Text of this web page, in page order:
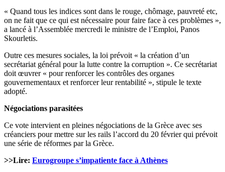
« Quand tous les indices sont dans le rouge, chômage, pauvreté etc,
on ne fait que ce qui est nécessaire pour faire face à ces problèmes »,
a lancé à l’Assemblée mercredi le ministre de l’Emploi, Panos
Skourletis.
Outre ces mesures sociales, la loi prévoit « la création d’un
secrétariat général pour la lutte contre la corruption ». Ce secrétariat
doit œuvrer « pour renforcer les contrôles des organes
gouvernementaux et renforcer leur rentabilité », stipule le texte
adopté.
Négociations parasitées
Ce vote intervient en pleines négociations de la Grèce avec ses
créanciers pour mettre sur les rails l’accord du 20 février qui prévoit
une série de réformes par la Grèce.
>>Lire: Eurogroupe s’impatiente face à Athènes